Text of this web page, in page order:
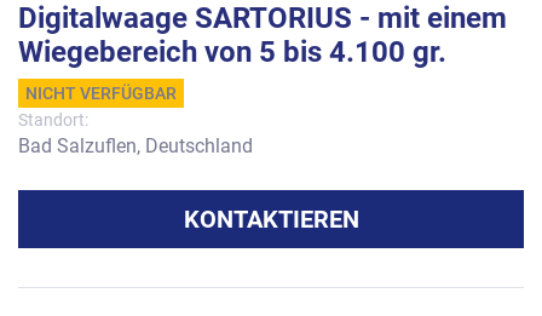
Digitalwaage SARTORIUS - mit einem
Wiegebereich von 5 bis 4.100 gr.
NICHT VERFÜGBAR
Standort:
Bad Salzuflen, Deutschland
KONTAKTIEREN